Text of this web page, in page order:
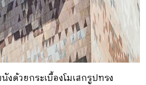
ด้วยกระเบื้องโมเสกรูปทรง